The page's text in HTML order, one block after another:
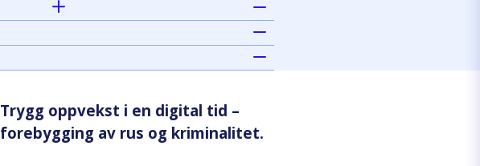
Trygg oppvekst i en digital tid –
forebygging av rus og kriminalitet.